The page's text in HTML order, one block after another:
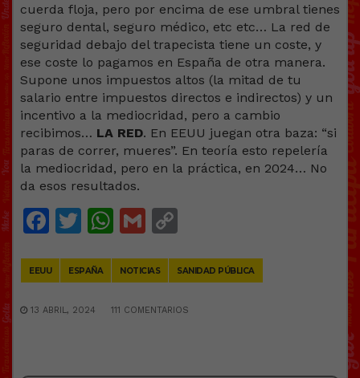
cuerda floja, pero por encima de ese umbral tienes
seguro dental, seguro médico, etc etc… La red de
seguridad debajo del trapecista tiene un coste, y
ese coste lo pagamos en España de otra manera.
Supone unos impuestos altos (la mitad de tu
salario entre impuestos directos e indirectos) y un
incentivo a la mediocridad, pero a cambio
recibimos… LA RED. En EEUU juegan otra baza: “si
paras de correr, mueres”. En teoría esto repelería
la mediocridad, pero en la práctica, en 2024… No
da esos resultados.
Facebook
Twitter
WhatsApp
Gmail
EEUU ESPAÑA NOTICIAS SANIDAD PÚBLICA
13 ABRIL, 2024 111 COMENTARIOS